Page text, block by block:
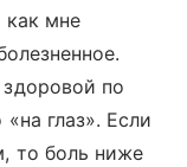
как мне
по
глаз». Если
то боль ниже